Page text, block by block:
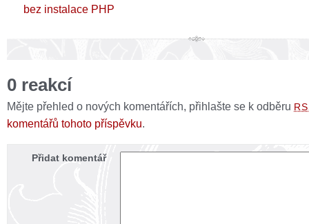
bez instalace PHP
0 reakcí
Mějte přehled o nových komentářích, přihlašte se k odběru
komentářů tohoto příspěvku.
Přidat komentář